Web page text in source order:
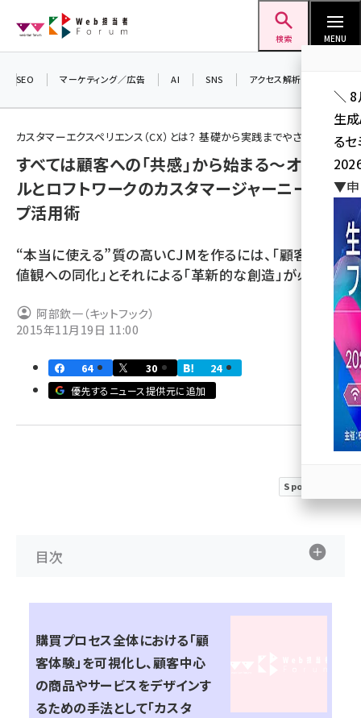
ン
検索 MENU
seo (3528)
ai (2811)
note (2315)
z世代 (1623)
meo (1277)
llmo (1166)
SEO マーケティング／広告 AI SNS アクセス解析／データ分析
カスタマーエクスペリエンス（CX）とは？ 基礎から実践までやさしく解説
すべては顧客への「共感」から始まる～オラク
ルとロフトワークのカスタマージャーニーマッ
プ活用術
“本当に使える”質の高いCJMを作るには、「顧客の価
値観への同化」とそれによる「革新的な創造」が必要
阿部欽一（キットフック）
2015年11月19日 11:00
64 30
24
優先するニュース提供元に追加
Sponsored
目次
購買プロセス全体における「顧
客体験」を可視化し、顧客中心
の商品やサービスをデザインす
るための手法として「カスタ
＼ 8
生
る
▼申